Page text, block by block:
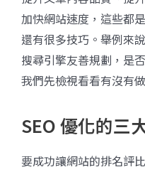
加快網站速度，這些都
還有很多技巧。舉例來
搜尋引擎友善規劃，是
我們先檢視看看有沒有
SEO 優化的三
要成功讓網站的排名評